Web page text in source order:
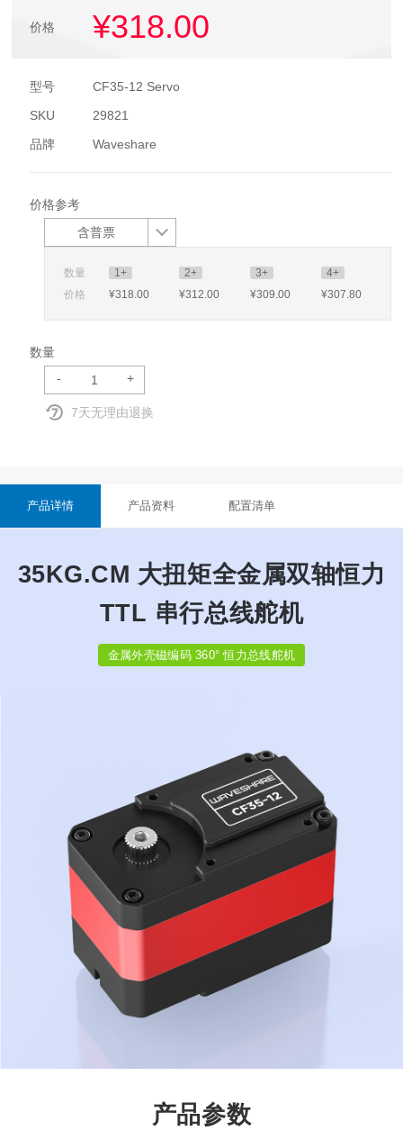
价格 ¥318.00
型号
CF35-12 Servo
SKU
29821
品牌
Waveshare
价格参考
含普票
数量 1+ 2+ 3+
4+
价格
¥318.00 ¥312.00 ¥309.00 ¥307.80
数量
-
+
7天无理由退换
产品详情 产品资料 配置清单
35KG.CM 大扭矩全金属双轴恒力
TTL 串行总线舵机
金属外壳磁编码 360° 恒力总线舵机
产品参数